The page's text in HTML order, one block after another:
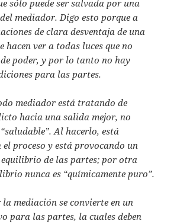
sólo puede ser salvada por una
mediador. Digo esto porque a
de clara desventaja de una
hacen ver a todas luces que no
poder, y por lo tanto no hay
para las partes.
mediador está tratando de
hacia una salida mejor, no
Al hacerlo, está
proceso y está provocando un
equilibrio de las partes; por otra
nunca es “químicamente puro”.
la mediación se convierte en un
para las partes, la cuales deben